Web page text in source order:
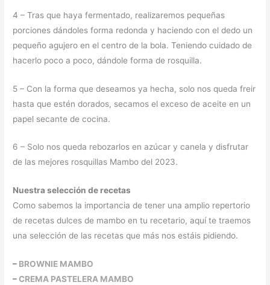
4 – Tras que haya fermentado, realizaremos pequeñas
porciones dándoles forma redonda y haciendo con el dedo un
pequeño agujero en el centro de la bola. Teniendo cuidado de
hacerlo poco a poco, dándole forma de rosquilla.
5 – Con la forma que deseamos ya hecha, solo nos queda freir
hasta que estén dorados, secamos el exceso de aceite en un
papel secante de cocina.
6 – Solo nos queda rebozarlos en azúcar y canela y disfrutar
de las mejores rosquillas Mambo del 2023.
Nuestra selección de recetas
Como sabemos la importancia de tener una amplio repertorio
de recetas dulces de mambo en tu recetario, aquí te traemos
una selección de las recetas que más nos estáis pidiendo.
– BROWNIE MAMBO
– CREMA PASTELERA MAMBO